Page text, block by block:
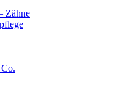
Zähne